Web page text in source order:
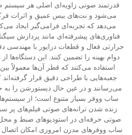
قدرتمند صوتی زاویه‌ای اصلی هر سیستم
می‌شود و نت‌های بیس عمیق و اثرات
می‌دهد که تجربه‌ای فرامی‌گیر ایجاد
حرارتی فعال و قطعات درایور با مهندسی
دوام بهینه را تضمین کنند. این دستگاه‌ها
جعبه‌هایی با طراحی دقیق قرار
می‌رسانند و در عین حال دیستورشن را به
ساب ووفر بسیار متنوع است؛ از
زنده شدن ترانه‌های صوتی فیلم‌های پر
صوتی حرفه‌ای در استودیوهای ضبط و
ساب ووفرهای مدرن امروزی امکان اتصال